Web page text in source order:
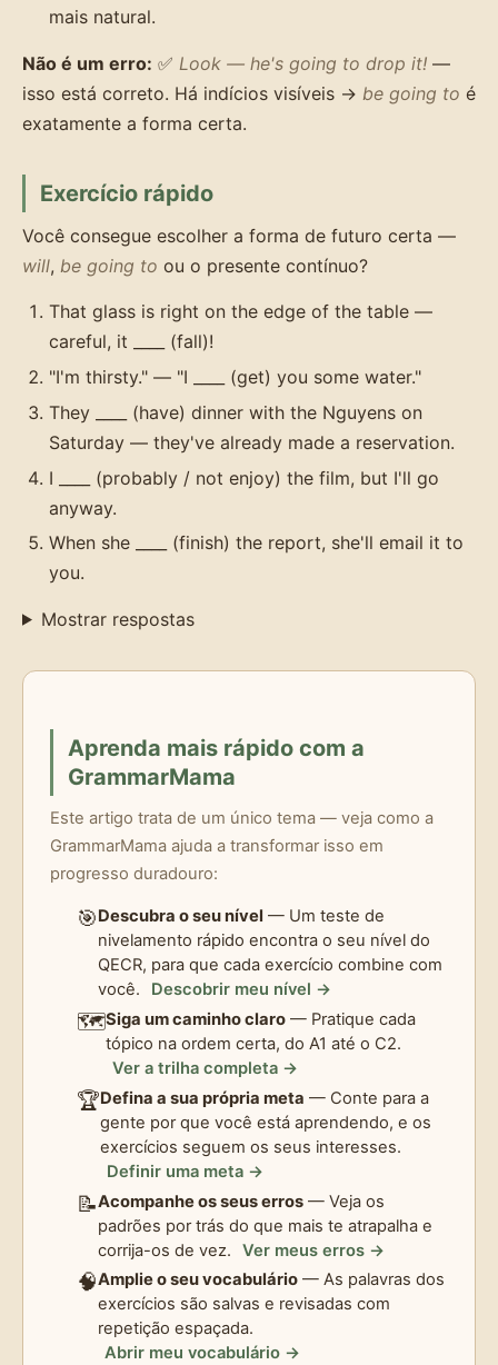
mais natural.
Não é um erro: ✅ Look — he's going to drop it! —
isso está correto. Há indícios visíveis → be going to é
exatamente a forma certa.
Exercício rápido
Você consegue escolher a forma de futuro certa —
will, be going to ou o presente contínuo?
That glass is right on the edge of the table —
careful, it ____ (fall)!
"I'm thirsty." — "I ____ (get) you some water."
They ____ (have) dinner with the Nguyens on
Saturday — they've already made a reservation.
I ____ (probably / not enjoy) the film, but I'll go
anyway.
When she ____ (finish) the report, she'll email it to
you.
Mostrar respostas
Aprenda mais rápido com a
GrammarMama
Este artigo trata de um único tema — veja como a
GrammarMama ajuda a transformar isso em
progresso duradouro:
🎯Descubra o seu nível — Um teste de
nivelamento rápido encontra o seu nível do
QECR, para que cada exercício combine com
você.
Descobrir meu nível →
🗺️Siga um caminho claro — Pratique cada
tópico na ordem certa, do A1 até o C2.
Ver a trilha completa →
🏆Defina a sua própria meta — Conte para a
gente por que você está aprendendo, e os
exercícios seguem os seus interesses.
Definir uma meta →
📝Acompanhe os seus erros — Veja os
padrões por trás do que mais te atrapalha e
corrija-os de vez.
Ver meus erros →
🧠Amplie o seu vocabulário — As palavras dos
exercícios são salvas e revisadas com
repetição espaçada.
Abrir meu vocabulário →